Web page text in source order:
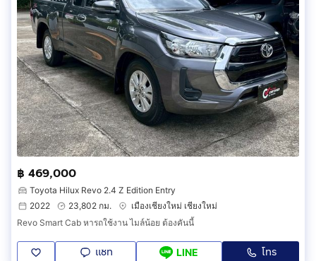
฿ 469,000
Toyota Hilux Revo 2.4 Z Edition Entry
2022
23,802 กม.
เมืองเชียงใหม่ เชียงใหม่
Revo Smart Cab หารถใช้งาน ไมล์น้อย ต้องคันนี้
แชท LINE โทร